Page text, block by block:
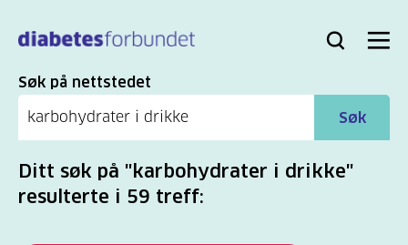
hovedinnhold
Bli
Logg
Søk Meny
Søk
Søk på nettstedet
Søk
Ditt søk på "karbohydrater i drikke"
resulterte i 59 treff: